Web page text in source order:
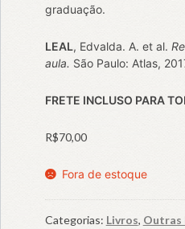
graduação.
LEAL, Edvalda. A. et al.
aula. São Paulo: Atlas,
FRETE INCLUSO PARA
R$70,00
Fora de estoque
Categorias: Livros, Outras